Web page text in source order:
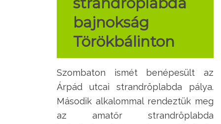
bajnokság
Törökbálinton
Szombaton ismét benépesült az
Árpád utcai strandröplabda pálya.
Második alkalommal rendeztük meg
az amatőr strandröplabda